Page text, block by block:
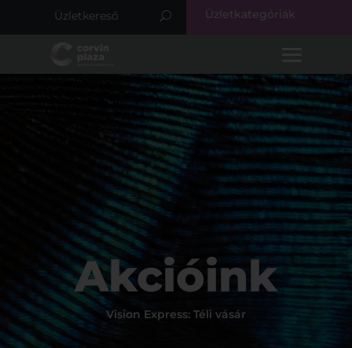
Üzletkategóriák
Akcióink
Vision Express: Téli vásár